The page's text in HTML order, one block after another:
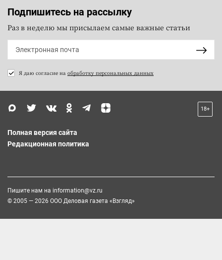
Подпишитесь на рассылку
Раз в неделю мы присылаем самые важные статьи
Я даю согласие на обработку персональных данных
18+
Полная версия сайта
Редакционная политика
Пишите нам на information@vz.ru
© 2005 — 2026 ООО Деловая газета «Взгляд»